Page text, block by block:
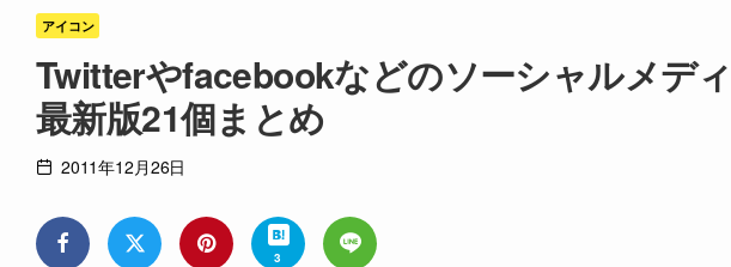
アイコン
Twitterやfacebookなどのソーシャルメデ
最新版21個まとめ
2011年12月26日
3